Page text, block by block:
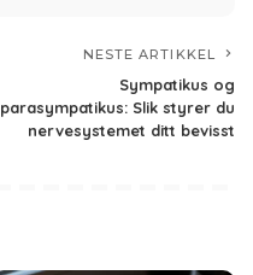
NESTE ARTIKKEL
Sympatikus og
parasympatikus: Slik styrer du
nervesystemet ditt bevisst